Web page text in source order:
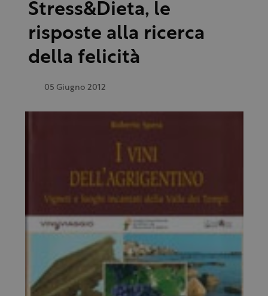
Stress&Dieta, le
risposte alla ricerca
della felicità
05 Giugno 2012